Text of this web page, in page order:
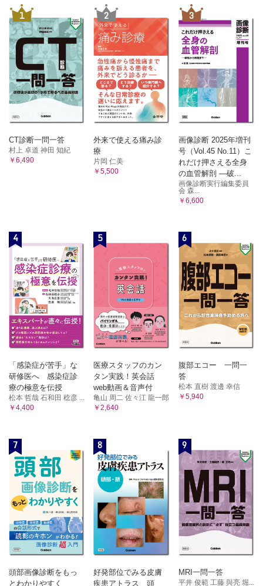
1
CT診断一問一答
村上 卓道 神田 知紀
￥6,490
2
外来で使える痛み診
療
片岡 仁美
￥5,500
3
画像診断 2025年増刊
号（Vol.45 No.11）こ
れだけ押さえる全身
の血管解剖 ―破...
画像診断実行編集委員
会 森...
￥6,600
4
「感染症が苦手」な
研修医へ 感染症診
療の極意を伝授
松本 哲哉 石和田 稔彦 ...
￥4,400
5
医療スタッフのカン
タン実践！英会話
web動画＆音声付
亀山 周二 佐々江 龍一郎
￥2,640
6
腹部エコー 一問一
答
松本 直樹 渡邊 幸信
￥5,940
7
頭部画像診断をもっ
とわかりやすく
8
好発部位でみる皮膚
疾患アトラス 頭
9
MRI一問一答
平井 俊範 工藤 與亮 堀...